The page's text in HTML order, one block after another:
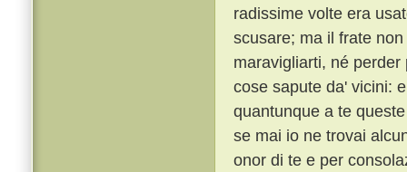
radissime volte era
scusare; ma il frate
maravigliarti, né
cose sapute da' vicini:
quantunque a te
se mai io ne trovai
onor di te e per